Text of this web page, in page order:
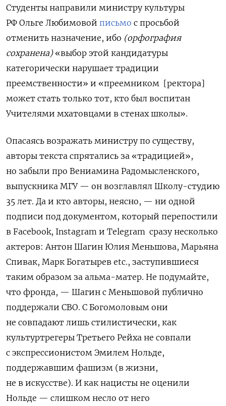
Студенты направили министру культуры
РФ Ольге Любимовой письмо с просьбой
отменить назначение, ибо (орфография
сохранена)«выбор этой кандидатуры
категорически нарушает традиции
преемственности» и «преемником [ректора]
может стать только тот, кто был воспитан
Учителями мхатовцами в стенах школы».
Опасаясь возражать министру по существу,
авторы текста спрятались за «традицией»,
но забыли про Вениамина Радомысленского,
выпускника МГУ — он возглавлял Школу-студию
35 лет. Да и кто авторы, неясно, — ни одной
подписи под документом, который перепостили
в Facebook, Instagram и Telegram сразу несколько
актеров: Антон Шагин Юлия Меньшова, Марьяна
Спивак, Марк Богатырев etc., заступившиеся
таким образом за альма-матер. Не подумайте,
что фронда, — Шагин с Меньшовой публично
поддержали СВО. С Богомоловым они
не совпадают лишь стилистически, как
культуртрегеры Третьего Рейха не совпали
с экспрессионистом Эмилем Нольде,
поддержавшим фашизм (в жизни,
не в искусстве). И как нацисты не оценили
Нольде — слишком несло от него